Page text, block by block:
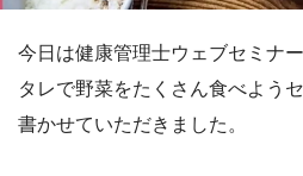
今日は健康管理士ウェブセミナ
タレで野菜をたくさん食べよう
書かせていただきました。